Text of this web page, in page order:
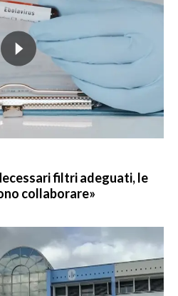
filtri adeguati, le
collaborare»